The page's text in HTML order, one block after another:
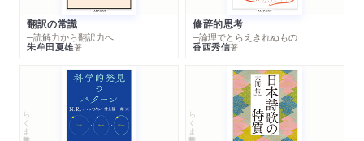
翻訳の常識
─読解力から翻訳力へ
朱牟田夏雄著
修辞的思考
─論理でとらえきれぬもの
香西秀信著
ちくま学芸文庫 ちくま学芸文庫